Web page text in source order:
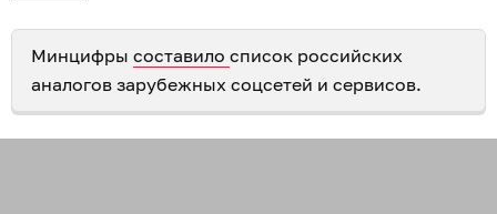
Минцифры составило список российских
аналогов зарубежных соцсетей и сервисов.